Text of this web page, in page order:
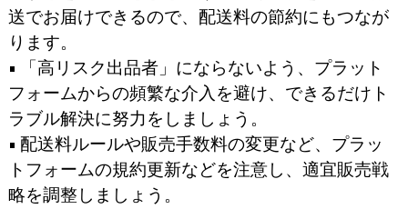
送でお届けできるので、配送料の節約にもつなが
ります。
• 「高リスク出品者」にならないよう、プラット
フォームからの頻繁な介入を避け、できるだけト
ラブル解決に努力をしましょう。
• 配送料ルールや販売手数料の変更など、プラッ
トフォームの規約更新などを注意し、適宜販売戦
略を調整しましょう。